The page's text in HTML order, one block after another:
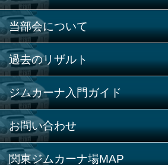
当部会について
過去のリザルト
ジムカーナ入門ガイド
お問い合わせ
関東ジムカーナ場MAP